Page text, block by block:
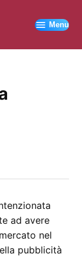
Menu
ad avere
nel
pubblicità